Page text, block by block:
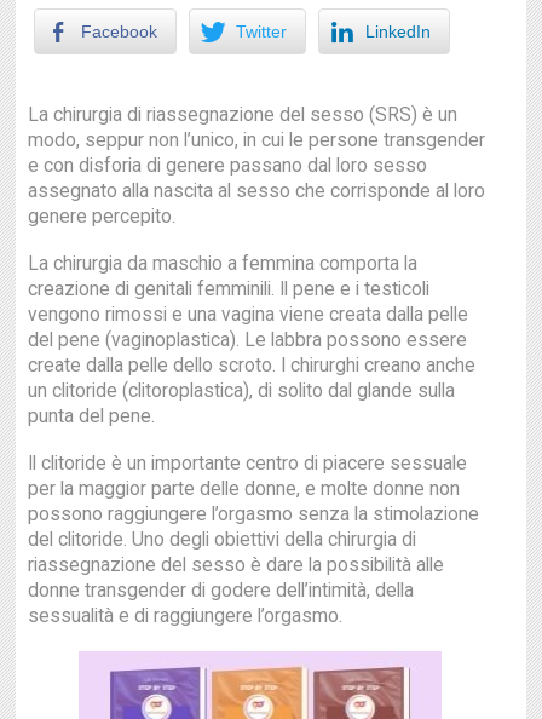
Facebook Twitter LinkedIn
La chirurgia di riassegnazione del sesso (SRS) è un
modo, seppur non l’unico, in cui le persone transgender
e con disforia di genere passano dal loro sesso
assegnato alla nascita al sesso che corrisponde al loro
genere percepito.
La chirurgia da maschio a femmina comporta la
creazione di genitali femminili. Il pene e i testicoli
vengono rimossi e una vagina viene creata dalla pelle
del pene (vaginoplastica). Le labbra possono essere
create dalla pelle dello scroto. I chirurghi creano anche
un clitoride (clitoroplastica), di solito dal glande sulla
punta del pene.
Il clitoride è un importante centro di piacere sessuale
per la maggior parte delle donne, e molte donne non
possono raggiungere l’orgasmo senza la stimolazione
del clitoride. Uno degli obiettivi della chirurgia di
riassegnazione del sesso è dare la possibilità alle
donne transgender di godere dell’intimità, della
sessualità e di raggiungere l’orgasmo.